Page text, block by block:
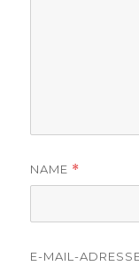
NAME *
E-MAIL-